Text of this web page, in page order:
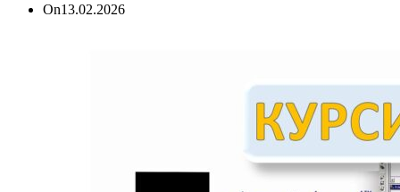
On13.02.2026